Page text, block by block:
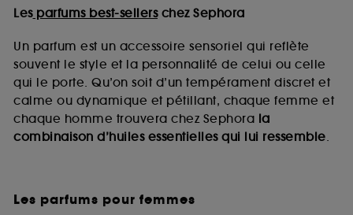
Lesparfums best-sellerschez Sephora
Un parfum est un accessoire sensoriel qui reflète
souvent le style et la personnalité de celui ou celle
qui le porte. Qu’on soit d’un tempérament discret et
calme ou dynamique et pétillant, chaque femme et
chaque homme trouvera chez Sephora la
combinaison d’huiles essentielles qui lui ressemble.
Les parfums pour femmes